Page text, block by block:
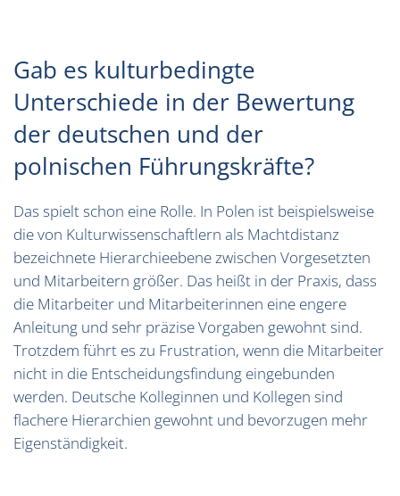
Gab es kulturbedingte
Unterschiede in der Bewertung
der deutschen und der
polnischen Führungskräfte?
Das spielt schon eine Rolle. In Polen ist beispielsweise
die von Kulturwissenschaftlern als Machtdistanz
bezeichnete Hierarchieebene zwischen Vorgesetzten
und Mitarbeitern größer. Das heißt in der Praxis, dass
die Mitarbeiter und Mitarbeiterinnen eine engere
Anleitung und sehr präzise Vorgaben gewohnt sind.
Trotzdem führt es zu Frustration, wenn die Mitarbeiter
nicht in die Entscheidungsfindung eingebunden
werden. Deutsche Kolleginnen und Kollegen sind
flachere Hierarchien gewohnt und bevorzugen mehr
Eigenständigkeit.